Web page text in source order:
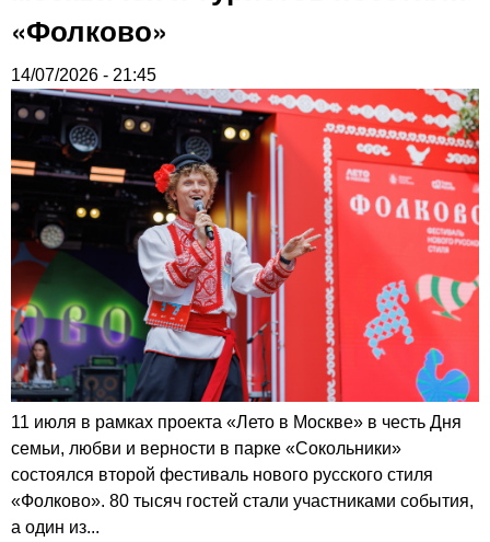
«Фолково»
14/07/2026 - 21:45
11 июля в рамках проекта «Лето в Москве» в честь Дня
семьи, любви и верности в парке «Сокольники»
состоялся второй фестиваль нового русского стиля
«Фолково». 80 тысяч гостей стали участниками события,
а один из...